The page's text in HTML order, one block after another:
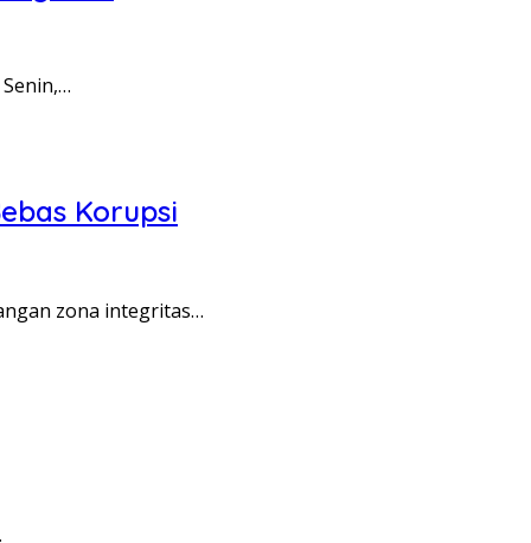
Korupsi
zona integritas…